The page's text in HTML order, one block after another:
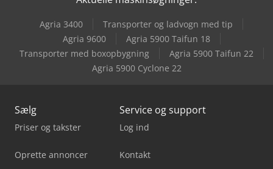
Vollmer Cmf 200
Weinbrenner Gp 100
Weinbrenner Gp 200
Agria 3400
Transporter og ladvogn med tip
Agria 9600
Agria 5900 Taifun 18
Transporter med boxopbygning
Agria 5900 Taifun 22
Agria 5900 Cyclone 22
Sælg
Priser og takster
Oprette annoncer
Service og support
Log ind
Kontakt